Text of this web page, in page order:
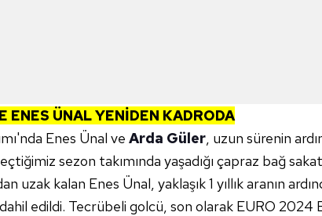
ENES ÜNAL YENİDEN KADRODA
Enes Ünal ve Arda Güler, uzun sürenin
sezon takımında yaşadığı çapraz bağ
uzak kalan Enes Ünal, yaklaşık 1 yıllık aranın
edildi. Tecrübeli golcü, son olarak EURO 2024